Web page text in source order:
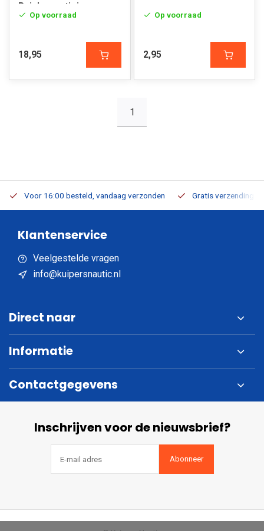
Buisbevestiging
Op voorraad
18,95
Op voorraad
2,95
1
Voor 16:00 besteld, vandaag verzonden Gratis verzending
Klantenservice
Veelgestelde vragen
info@kuipersnautic.nl
Direct naar
Informatie
Contactgegevens
Inschrijven voor de nieuwsbrief?
Abonneer